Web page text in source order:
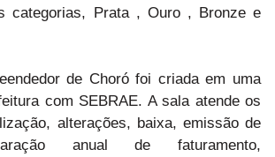
categorias, Prata , Ouro , Bronze e
de Choró foi criada em uma
com SEBRAE. A sala atende os
alterações, baixa, emissão de
anual de faturamento,